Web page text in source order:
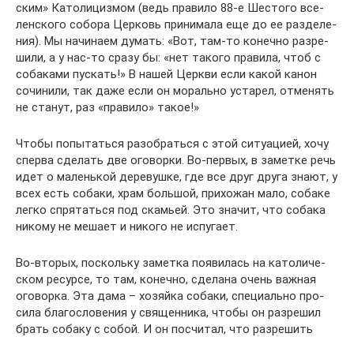
ским» Като­ли­циз­мом (ведь пра­вило 88‑е Шестого все­
лен­ского собора Цер­ковь при­ни­мала еще до ее раз­де­ле­
ния). Мы начи­наем думать: «Вот, там-то конечно раз­ре­
шили, а у нас-то сразу бы: «нет такого пра­вила, чтоб с
соба­ками пус­кать!» В нашей Церкви если какой канон
сочи­нили, так даже если он морально уста­рел, отме­нять
не станут, раз «пра­вило» такое!»
Чтобы попы­таться разо­браться с этой ситу­а­цией, хочу
сперва сде­лать две ого­ворки. Во-первых, в заметке речь
идет о малень­кой дере­вушке, где все друг друга знают, у
всех есть собаки, храм боль­шой, при­хо­жан мало, собаке
легко спря­таться под ска­мьей. Это значит, что собака
никому не мешает и никого не испу­гает.
Во-вторых, поскольку заметка появи­лась на като­ли­че­
ском ресурсе, то там, конечно, сде­лана очень важная
ого­ворка. Эта дама – хозяйка собаки, спе­ци­ально про­
сила бла­го­сло­ве­ния у свя­щен­ника, чтобы он раз­ре­шил
брать собаку с собой. И он посчи­тал, что раз­ре­шить